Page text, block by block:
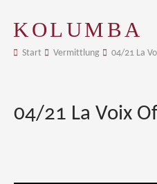
KOLUMBA
Start Vermittlung 04/21 La
04/21 La Voix